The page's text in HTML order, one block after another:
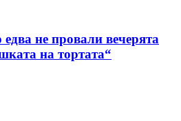
не провали вечерята
на тортата“